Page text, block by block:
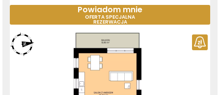
Powiadom mnie
OFERTA SPECJALNA
REZERWACJA